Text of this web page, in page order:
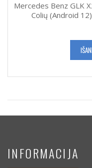
Mercedes Benz GLK
Colių (Android
INFORMACIJA